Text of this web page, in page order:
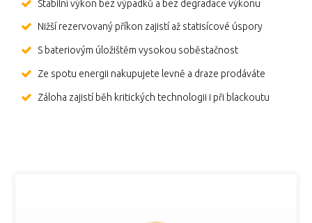
Stabilní výkon bez výpadků a bez degradace výkonu
Nižší rezervovaný příkon zajistí až statisícové úspory
S bateriovým úložištěm vysokou soběstačnost
Ze spotu energii nakupujete levně a draze prodáváte
Záloha zajistí běh kritických technologii i při blackoutu